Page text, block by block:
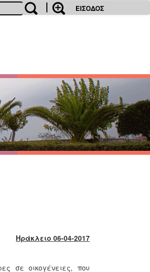
ΕΙΣΟΔΟΣ
Ηράκλειο 06-04-2017
σε οικογένειες, που